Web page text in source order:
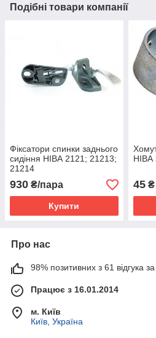
Подібні товари компанії
Фіксатори спинки заднього
сидіння НІВА 2121; 21213;
21214
930 ₴/пара
Купити
НІВА
45₴
Про нас
98% позитивних з 61 відгука за
Працює з 16.01.2014
м. Київ
Київ, Україна